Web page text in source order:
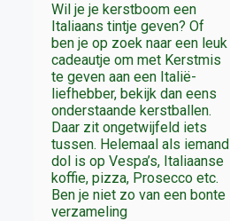
Wil je je kerstboom een
Italiaans tintje geven? Of
ben je op zoek naar een leuk
cadeautje om met Kerstmis
te geven aan een Italië-
liefhebber, bekijk dan eens
onderstaande kerstballen.
Daar zit ongetwijfeld iets
tussen. Helemaal als iemand
dol is op Vespa’s, Italiaanse
koffie, pizza, Prosecco etc.
Ben je niet zo van een bonte
verzameling